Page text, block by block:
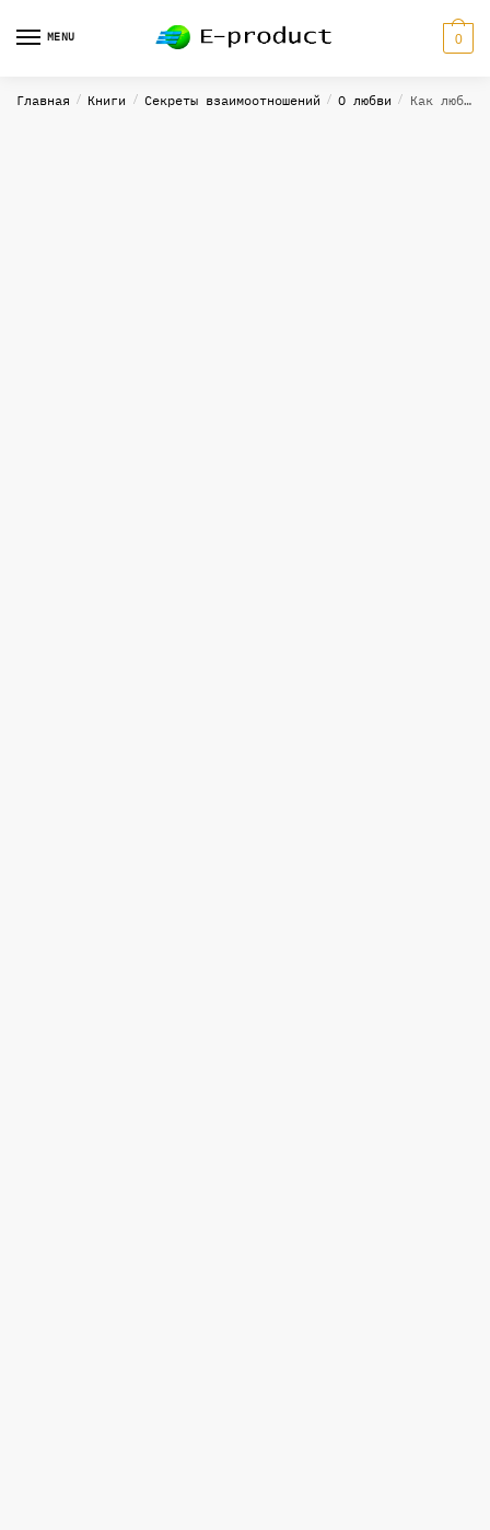
to
to
MENU 0
Главная / Книги / Секреты взаимоотношений / О любви / Как любить и быть разумной